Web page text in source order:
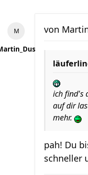
von
ich find's
auf dir
mehr.
pah! Du
schneller